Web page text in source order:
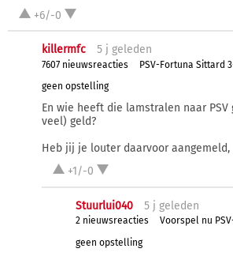
+6/-0
killermfc 5 j geleden
7607 nieuwsreacties
PSV-Fortuna Sittard
geen opstelling
En wie heeft die lamstralen naar
veel) geld?
Heb jij je louter daarvoor
+1/-0
Stuurlui040 5 j geleden
2 nieuwsreacties
Voorspel nu
geen opstelling